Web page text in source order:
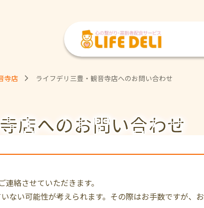
寺店 ライフデリ三豊・観音寺店へのお問い合わせ
店へのお問い合わせ
絡させていただきます。
ない可能性が考えられます。その際はお手数ですが、お